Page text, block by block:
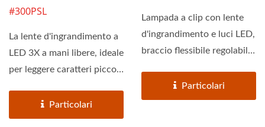
#300PSL
La lente d'ingrandimento a
LED 3X a mani libere, ideale
per leggere caratteri piccoli,
Particolari
Lampada a clip con lente
d'ingrandimento e luci LED,
braccio flessibile regolabile
Particolari